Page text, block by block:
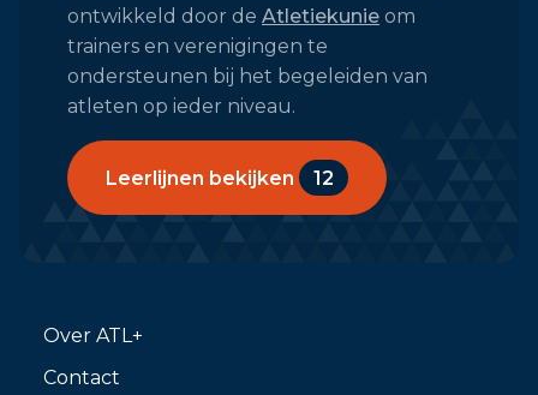
ontwikkeld door de Atletiekunie om
trainers en verenigingen te
ondersteunen bij het begeleiden van
atleten op ieder niveau.
Leerlijnen bekijken 12
Over ATL+
Contact